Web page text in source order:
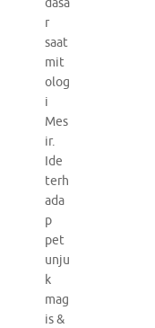
r
saat
mit
olog
i
Mes
ir.
Ide
terh
ada
p
pet
unju
k
mag
is &